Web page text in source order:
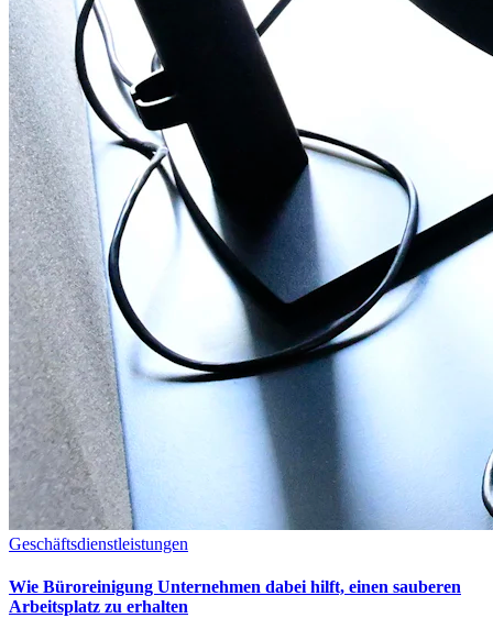
Geschäftsdienstleistungen
Wie Büroreinigung Unternehmen dabei hilft, einen sauberen
Arbeitsplatz zu erhalten